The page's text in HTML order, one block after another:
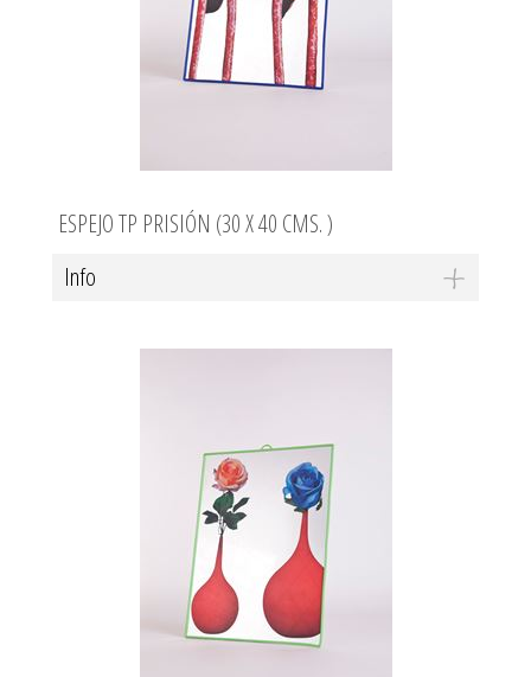
ESPEJO TP PRISIÓN (30 X 40 CMS. )
Info